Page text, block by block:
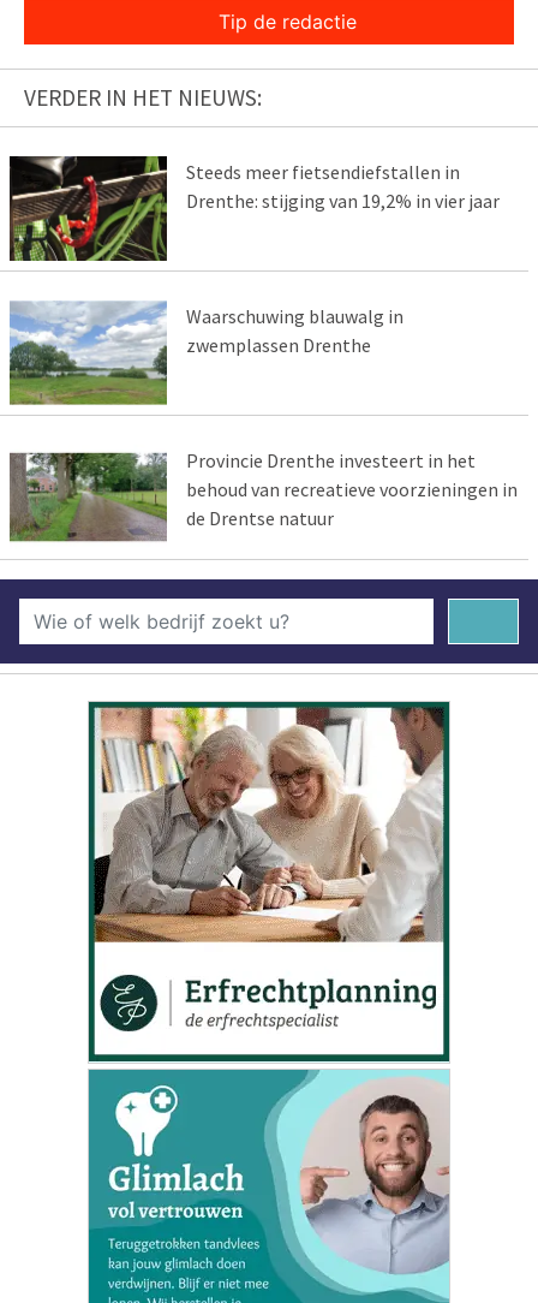
Tip de redactie
VERDER IN HET NIEUWS:
Steeds meer fietsendiefstallen in
Drenthe: stijging van 19,2% in vier jaar
Waarschuwing blauwalg in
zwemplassen Drenthe
Provincie Drenthe investeert in het
behoud van recreatieve voorzieningen in
de Drentse natuur